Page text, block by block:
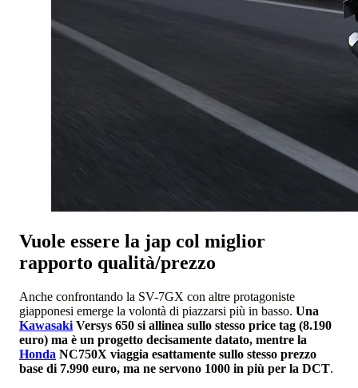
Vuole essere la jap col miglior
rapporto qualità/prezzo
Anche confrontando la SV-7GX con altre protagoniste
giapponesi emerge la volontà di piazzarsi più in basso. Una
Kawasaki Versys 650 si allinea sullo stesso price tag (8.190
euro) ma è un progetto decisamente datato, mentre la
Honda NC750X viaggia esattamente sullo stesso prezzo
base di 7.990 euro, ma ne servono 1000 in più per la DCT.